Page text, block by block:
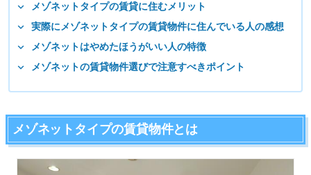
メゾネットタイプの賃貸に住むメリット
実際にメゾネットタイプの賃貸物件に住んでいる人の感想
メゾネットはやめたほうがいい人の特徴
メゾネットの賃貸物件選びで注意すべきポイント
メゾネットタイプの賃貸物件とは